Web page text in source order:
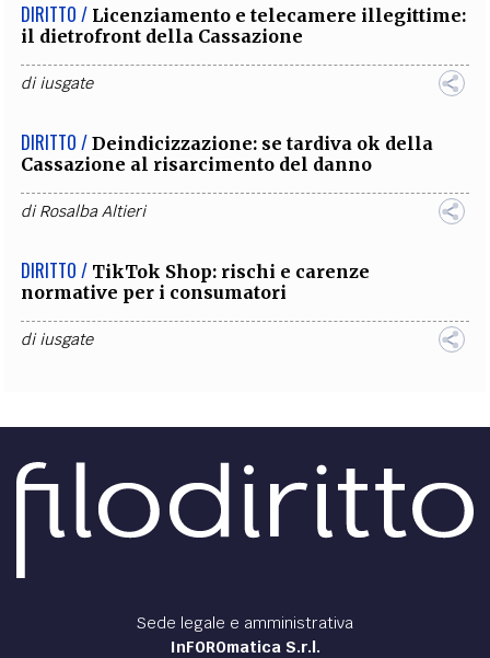
DIRITTO / Licenziamento e telecamere illegittime:
il dietrofront della Cassazione
diiusgate
DIRITTO / Deindicizzazione: se tardiva ok della
Cassazione al risarcimento del danno
diRosalba Altieri
DIRITTO / TikTok Shop: rischi e carenze
normative per i consumatori
diiusgate
Sede legale e amministrativa
InFOROmatica S.r.l.